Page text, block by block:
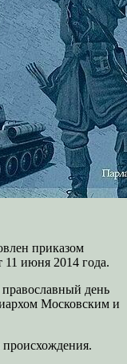
приказом
11 июня 2014 года.
православный день
Московским и